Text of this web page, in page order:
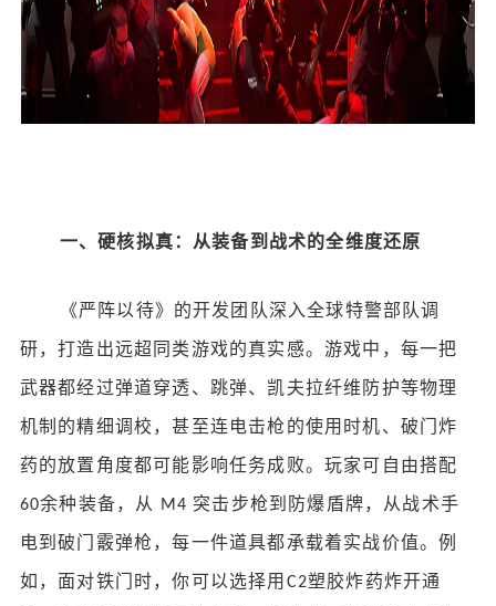
一、硬核拟真：从装备到战术的全维度还原
《严阵以待》的开发团队深入全球特警部队调
研，打造出远超同类游戏的真实感。游戏中，每一把
武器都经过弹道穿透、跳弹、凯夫拉纤维防护等物理
机制的精细调校，甚至连电击枪的使用时机、破门炸
药的放置角度都可能影响任务成败。玩家可自由搭配
60余种装备，从 M4 突击步枪到防爆盾牌，从战术手
电到破门霰弹枪，每一件道具都承载着实战价值。例
如，面对铁门时，你可以选择用 C2塑胶炸药炸开通